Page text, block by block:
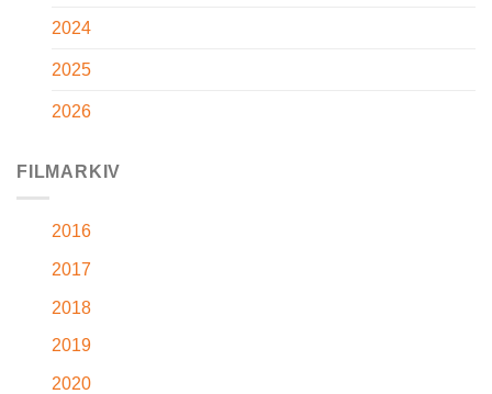
2024
2025
2026
FILMARKIV
2016
2017
2018
2019
2020